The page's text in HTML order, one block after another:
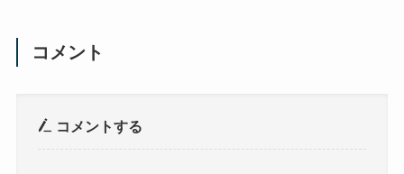
コメント
コメントする